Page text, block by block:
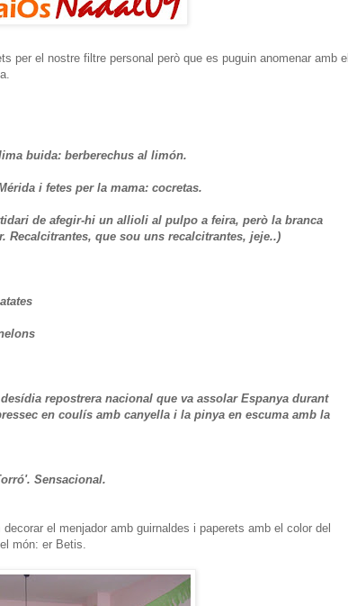
per el nostre filtre personal però que es puguin anomenar amb el
buida: berberechus al limón.
i fetes per la mama: cocretas.
de afegir-hi un allioli al pulpo a feira, però la branca
Recalcitrantes, que sou uns recalcitrantes, jeje..)
repostrera nacional que va assolar Espanya durant
en coulís amb canyella i la pinya en escuma amb la
Sensacional.
el menjador amb guirnaldes i paperets amb el color del
món: er Betis.